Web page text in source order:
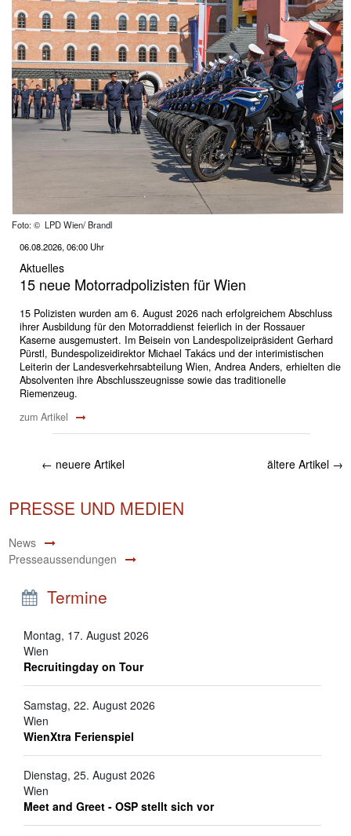
Foto: © LPD Wien/ Brandl
06.08.2026, 06:00 Uhr
Aktuelles
15 neue Motorradpolizisten für Wien
15 Polizisten wurden am 6. August 2026 nach erfolgreichem Abschluss
ihrer Ausbildung für den Motorraddienst feierlich in der Rossauer
Kaserne ausgemustert. Im Beisein von Landespolizeipräsident Gerhard
Pürstl, Bundespolizeidirektor Michael Takács und der interimistischen
Leiterin der Landesverkehrsabteilung Wien, Andrea Anders, erhielten die
Absolventen ihre Abschlusszeugnisse sowie das traditionelle
Riemenzeug.
zum Artikel
← neuere Artikel ältere Artikel →
PRESSE UND MEDIEN
News
Presseaussendungen
Termine
Montag, 17. August 2026
Wien
Recruitingday on Tour
Samstag, 22. August 2026
Wien
WienXtra Ferienspiel
Dienstag, 25. August 2026
Wien
Meet and Greet - OSP stellt sich vor